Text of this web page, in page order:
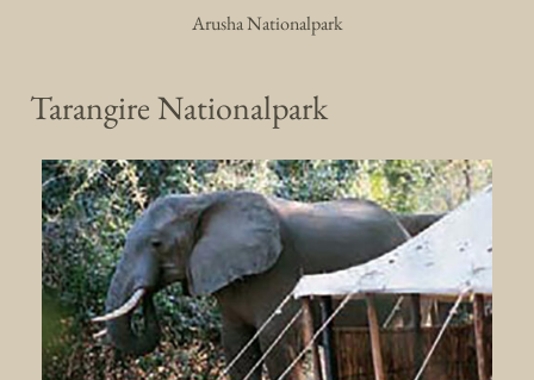
Arusha Nationalpark
Tarangire Nationalpark